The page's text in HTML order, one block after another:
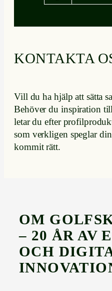
KONTAKTA
Vill du ha hjälp att sätta
Behöver du inspiration
letar du efter
som verkligen speglar
kommit rätt.
OM
– 20 ÅR AV
OCH